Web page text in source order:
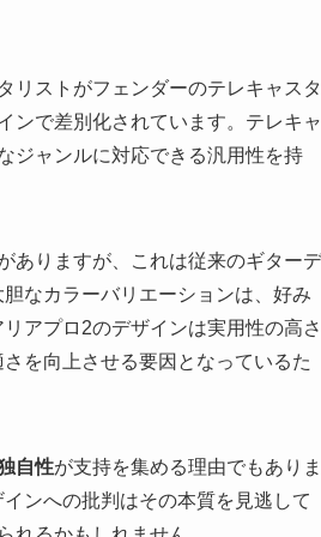
リストがフェンダーのテレキャスタ
ンで差別化されています。テレキャ
ジャンルに対応できる汎用性を持
ありますが、これは従来のギターデ
なカラーバリエーションは、好み
アプロ2のデザインは実用性の高さ
を向上させる要因となっているた
自性が支持を集める理由でもありま
ンへの批判はその本質を見逃して